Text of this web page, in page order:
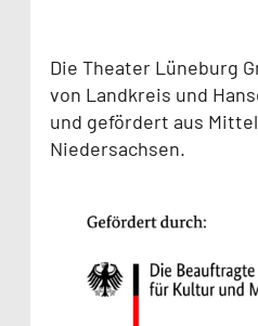
Die Theater Lüneburg
von Landkreis und
und gefördert aus
Niedersachsen.